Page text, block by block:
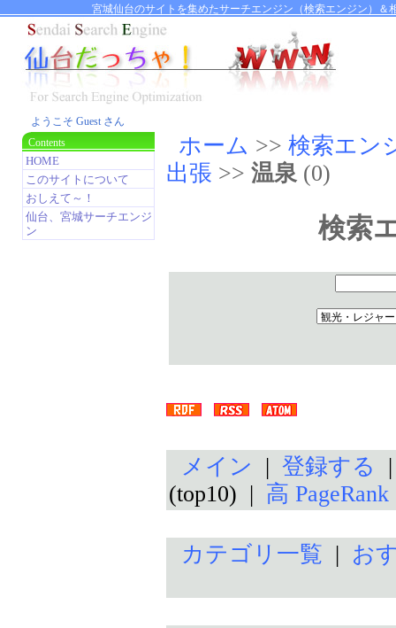
宮城仙台のサイトを集めたサーチエンジン（検索エンジン）
ようこそ Guest さん
Contents
HOME
このサイトについて
おしえて～！
仙台、宮城サーチエンジ
ン
ホーム >> 検索エン
出張 >> 温泉(0)
検索
メイン | 登録する
(top10) | 高
カテゴリ一覧 | お